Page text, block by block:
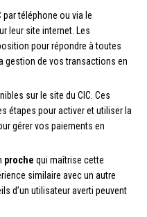
par téléphone ou via le
leur site internet. Les
pour répondre à toutes
gestion de vos transactions en
sur le site du CIC. Ces
étapes pour activer et utiliser la
gérer vos paiements en
proche qui maîtrise cette
similaire avec un autre
d’un utilisateur averti peuvent